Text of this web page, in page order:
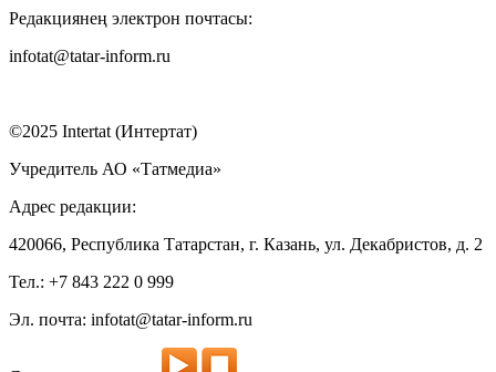
Редакциянең электрон почтасы:
infotat@tatar-inform.ru
©2025 Intertat (Интертат)
Учредитель АО «Татмедиа»
Адрес редакции:
420066, Республика Татарстан, г. Казань, ул. Декабристов, д. 2
Тел.: +7 843 222 0 999
Эл. почта: infotat@tatar-inform.ru